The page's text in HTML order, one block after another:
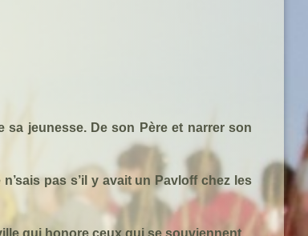
sa jeunesse. De son Père et narrer son
n’sais pas s’il y avait un Pavloffchez les